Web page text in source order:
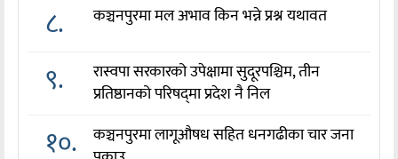
८. कञ्चनपुरमा मल अभाव किन भन्ने प्रश्न यथावत
९.
रास्वपा सरकारको उपेक्षामा सुदूरपश्चिम, तीन
प्रतिष्ठानको परिषद्‌मा प्रदेश नै निल
१०.
कञ्चनपुरमा लागूऔषध सहित धनगढीका चार जना